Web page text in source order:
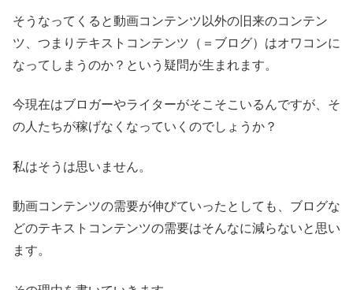
そうなってくると動画コンテンツ以外の旧来のコンテン
ツ、つまりテキストコンテンツ（＝ブログ）はオワコンに
なってしまうのか？という疑問が生まれます。
今現在はブロガーやライターがそこそこいるんですが、そ
の人たちが稼げなくなっていくのでしょうか？
私はそうは思いません。
動画コンテンツの需要が伸びていったとしても、ブログな
どのテキストコンテンツの需要はそんなに減らないと思い
ます。